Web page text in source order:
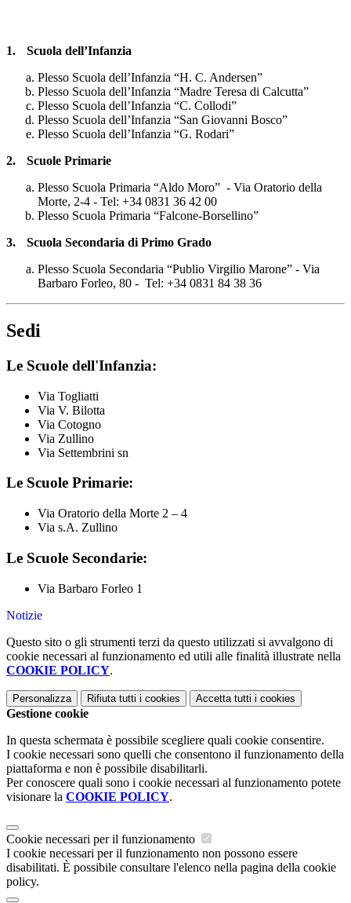
1.
Scuola dell’Infanzia
Plesso Scuola dell’Infanzia “H. C. Andersen”
Plesso Scuola dell’Infanzia “Madre Teresa di Calcutta”
Plesso Scuola dell’Infanzia “C. Collodi”
Plesso Scuola dell’Infanzia “San Giovanni Bosco”
Plesso Scuola dell’Infanzia “G. Rodari”
2.
Scuole Primarie
Plesso Scuola Primaria “Aldo Moro” - Via Oratorio della
Morte, 2-4 - Tel: +34 0831 36 42 00
Plesso Scuola Primaria “Falcone-Borsellino”
3.
Scuola Secondaria di Primo Grado
Plesso Scuola Secondaria “Publio Virgilio Marone” - Via
Barbaro Forleo, 80 - Tel: +34 0831 84 38 36
Sedi
Le Scuole dell'Infanzia:
Via Togliatti
Via V. Bilotta
Via Cotogno
Via Zullino
Via Settembrini sn
Le Scuole Primarie:
Via Oratorio della Morte 2 – 4
Via s.A. Zullino
Le Scuole Secondarie:
Via Barbaro Forleo 1
Notizie
Questo sito o gli strumenti terzi da questo utilizzati si avvalgono di
cookie necessari al funzionamento ed utili alle finalità illustrate nella
COOKIE POLICY.
Personalizza Rifiuta tutti i cookies Accetta tutti i cookies
Gestione cookie
In questa schermata è possibile scegliere quali cookie consentire.
I cookie necessari sono quelli che consentono il funzionamento della
piattaforma e non è possibile disabilitarli.
Per conoscere quali sono i cookie necessari al funzionamento potete
visionare la COOKIE POLICY.
Cookie necessari per il funzionamento
I cookie necessari per il funzionamento non possono essere
disabilitati. È possibile consultare l'elenco nella pagina della cookie
policy.